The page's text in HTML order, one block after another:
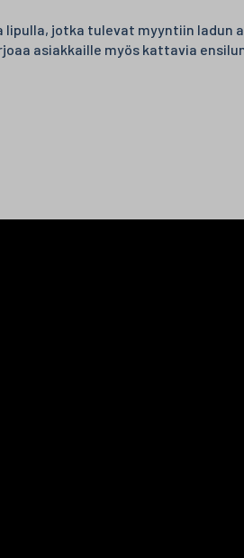
jotka tulevat myyntiin
asiakkaille myös kattavia